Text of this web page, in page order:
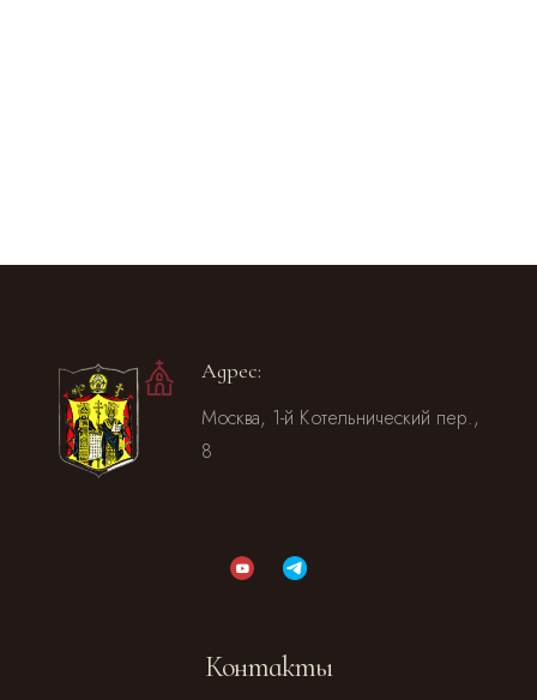
Адрес:
Москва, 1-й Котельнический пер.,
8
Контакты